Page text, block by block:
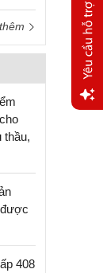
thầu,
408